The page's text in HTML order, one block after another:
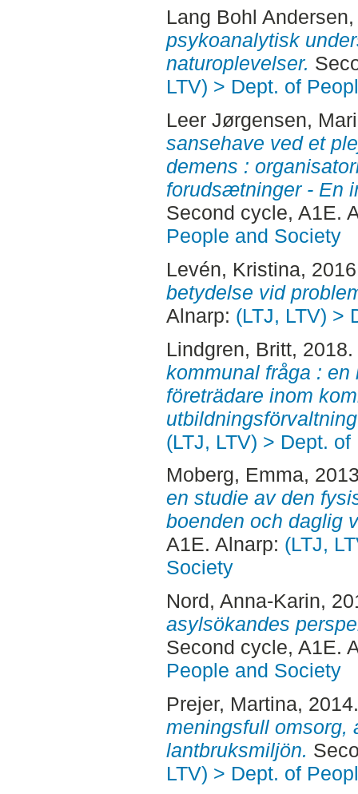
Lang Bohl
psykoanalytisk
naturoplevelser.
LTV) > Dept. of
Leer Jørgensen,
sansehave ved et
demens :
forudsætninger - En
Second cycle, A1E.
People and Society
Levén, Kristina,
betydelse vid
Alnarp: (LTJ, LTV) >
Lindgren, Britt, 2018.
kommunal fråga :
företrädare inom
(LTJ, LTV) > Dept.
Moberg, Emma,
en studie av den
boenden och daglig
A1E. Alnarp: (LTJ,
Society
Nord, Anna-Karin,
asylsökandes
Second cycle, A1E.
People and Society
Prejer, Martina,
meningsfull omsorg,
lantbruksmiljön.
LTV) > Dept. of